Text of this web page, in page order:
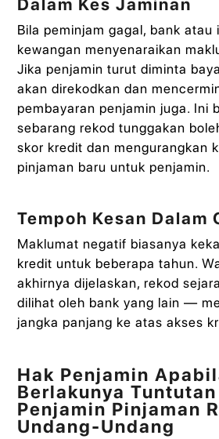
Dalam Kes Jaminan
Bila peminjam gagal, bank atau
kewangan menyenaraikan
Jika penjamin turut diminta
akan direkodkan dan
pembayaran penjamin juga. Ini
sebarang rekod tunggakan
skor kredit dan mengurangkan
pinjaman baru untuk penjamin.
Tempoh Kesan Dalam
Maklumat negatif biasanya
kredit untuk beberapa tahun.
akhirnya dijelaskan, rekod
dilihat oleh bank yang lain —
jangka panjang ke atas akses
Hak Penjamin
Berlakunya
Penjamin Pinjaman
Undang-Undang